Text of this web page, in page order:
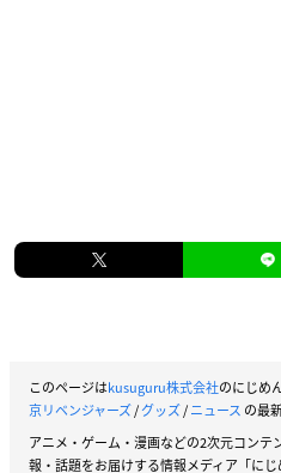
このページはkusuguru株式会社のにじめ
京リベンジャーズ/グッズ/ニュース の最
アニメ・ゲーム・漫画などの2次元コン
報・話題をお届けする情報メディア「にじ